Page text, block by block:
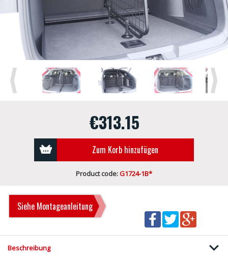
Previous Next
€313.15
Zum Korb hinzufügen
Product code:G1724-1B*
Siehe Montageanleitung
Beschreibung